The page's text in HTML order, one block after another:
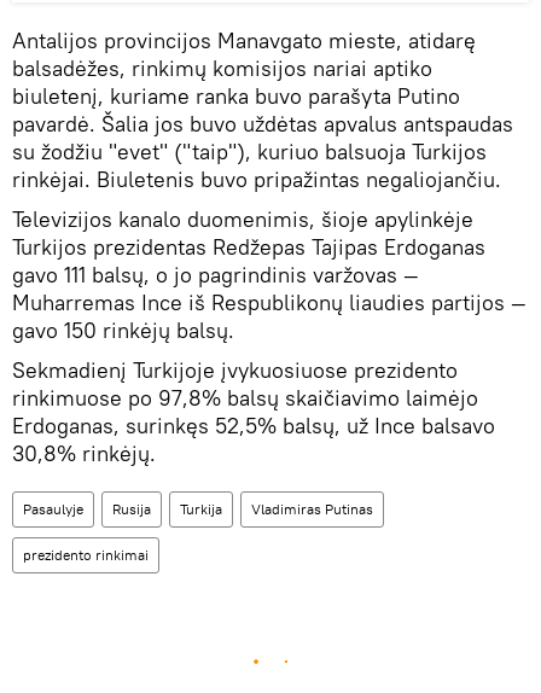
Antalijos provincijos Manavgato mieste, atidarę
balsadėžes, rinkimų komisijos nariai aptiko
biuletenį, kuriame ranka buvo parašyta Putino
pavardė. Šalia jos buvo uždėtas apvalus antspaudas
su žodžiu "evet" ("taip"), kuriuo balsuoja Turkijos
rinkėjai. Biuletenis buvo pripažintas negaliojančiu.
Televizijos kanalo duomenimis, šioje apylinkėje
Turkijos prezidentas Redžepas Tajipas Erdoganas
gavo 111 balsų, o jo pagrindinis varžovas —
Muharremas Ince iš Respublikonų liaudies partijos —
gavo 150 rinkėjų balsų.
Sekmadienį Turkijoje įvykuosiuose prezidento
rinkimuose po 97,8% balsų skaičiavimo laimėjo
Erdoganas, surinkęs 52,5% balsų, už Ince balsavo
30,8% rinkėjų.
Pasaulyje Rusija Turkija Vladimiras Putinas
prezidento rinkimai